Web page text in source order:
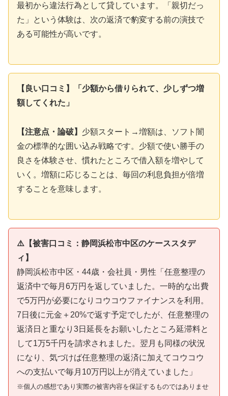
最初から違法行為として貸しています。「親切だっ
た」という体験は、次の返済で豹変する前の演技で
ある可能性が高いです。
【良い口コミ】「少額から借りられて、少しずつ増
額してくれた」
【注意点・論破】 少額スタート→増額は、ソフト闇
金の標準的な囲い込み戦略です。少額で使い勝手の
良さを体験させ、慣れたところで借入額を増やして
いく。増額に応じることは、毎回の利息負担が倍増
することを意味します。
⚠️【被害口コミ：静岡浜松市中区のケーススタデ
ィ】
静岡浜松市中区・44歳・会社員・男性「任意整理の
返済中で毎月6万円を返していました。一時的な出費
で5万円が必要になりコウコウファイナンスを利用。
7日後に元金＋20%で返す予定でしたが、任意整理の
返済日と重なり3日延長をお願いしたところ延滞料と
して1万5千円を請求されました。翌月も同様の状況
になり、気づけば任意整理の返済に加えてコウコウ
への支払いで毎月10万円以上が消えていました」
※個人の感想であり実際の被害内容を保証するものではありませ